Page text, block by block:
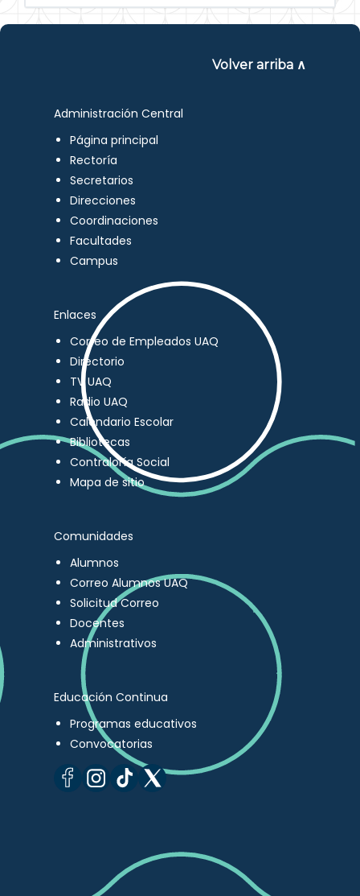
Volver arriba ∧
Administración Central
Página principal
Rectoría
Secretarios
Direcciones
Coordinaciones
Facultades
Campus
Enlaces
Correo de Empleados UAQ
Directorio
TV UAQ
Radio UAQ
Calendario Escolar
Bibliotecas
Contraloría Social
Mapa de sitio
Comunidades
Alumnos
Correo Alumnos UAQ
Solicitud Correo
Docentes
Administrativos
Educación Continua
Programas educativos
Convocatorias